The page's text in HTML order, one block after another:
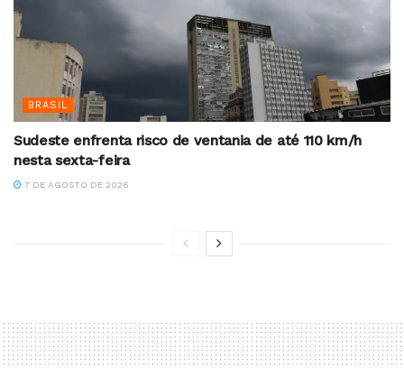
BRASIL
Sudeste enfrenta risco de ventania de até 110 km/h
nesta sexta-feira
7 DE AGOSTO DE 2026